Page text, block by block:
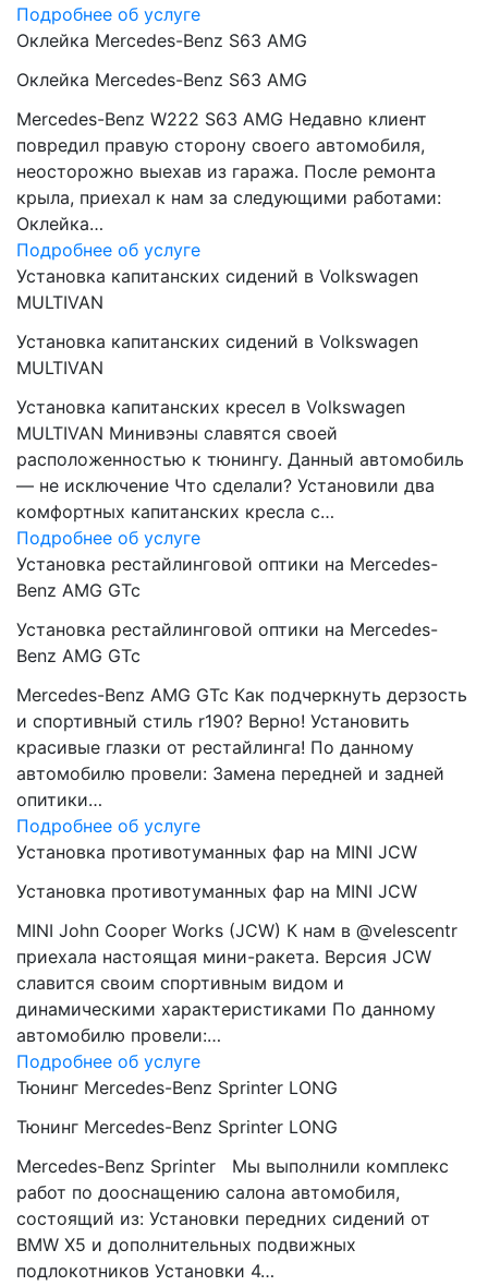
Подробнее об услуге
Оклейка Mercedes-Benz S63 AMG
Оклейка Mercedes-Benz S63 AMG
Mercedes-Benz W222 S63 AMG Недавно клиент
повредил правую сторону своего автомобиля,
неосторожно выехав из гаража. После ремонта
крыла, приехал к нам за следующими работами:
Оклейка…
Подробнее об услуге
Установка капитанских сидений в Volkswagen
MULTIVAN
Установка капитанских сидений в Volkswagen
MULTIVAN
Установка капитанских кресел в Volkswagen
MULTIVAN Минивэны славятся своей
расположенностью к тюнингу. Данный автомобиль
— не исключение Что сделали? Установили два
комфортных капитанских кресла с…
Подробнее об услуге
Установка рестайлинговой оптики на Mercedes-
Benz AMG GTc
Установка рестайлинговой оптики на Mercedes-
Benz AMG GTc
Mercedes-Benz AMG GTc Как подчеркнуть дерзость
и спортивный стиль r190? Верно! Установить
красивые глазки от рестайлинга! По данному
автомобилю провели: Замена передней и задней
опитики…
Подробнее об услуге
Установка противотуманных фар на MINI JCW
Установка противотуманных фар на MINI JCW
MINI John Cooper Works (JCW) К нам в @velescentr
приехала настоящая мини-ракета. Версия JCW
славится своим спортивным видом и
динамическими характеристиками По данному
автомобилю провели:…
Подробнее об услуге
Тюнинг Mercedes-Benz Sprinter LONG
Тюнинг Mercedes-Benz Sprinter LONG
Mercedes-Benz Sprinter Мы выполнили комплекс
работ по дооснащению салона автомобиля,
состоящий из: Установки передних сидений от
BMW Х5 и дополнительных подвижных
подлокотников Установки 4…